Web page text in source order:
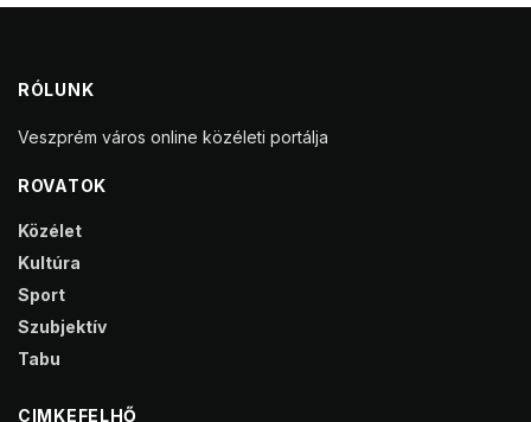
RÓLUNK
Veszprém város online közéleti portálja
ROVATOK
Közélet
Kultúra
Sport
Szubjektív
Tabu
CIMKEFELHŐ